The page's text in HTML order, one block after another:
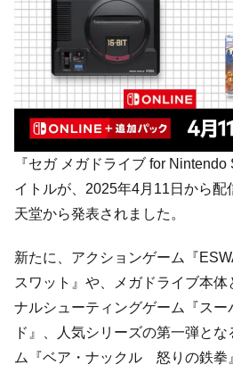
『セガ メガドライブ for
イトルが、2025年4月11日から配
天堂から発表されました。
新たに、アクションゲーム『
スワット』や、メガドライブ本
ナルシューティングゲーム『スー
ド』、人気シリーズの第一弾と
ム『ベア・ナックル 怒りの鉄拳